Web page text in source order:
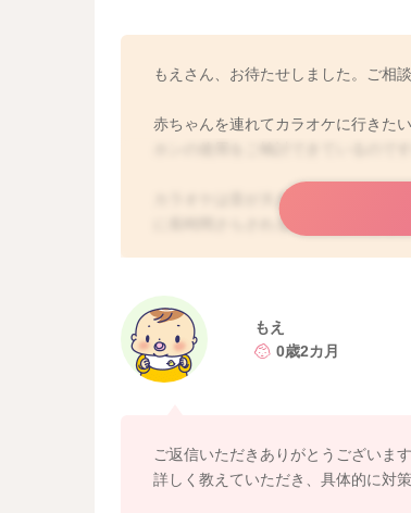
もえさん、お待たせしました。ご相談
赤ちゃんを連れてカラオケに行きた
カラオケは音が大きく、室内では音
に長時間さらされるのは負担になる
ただくことで、赤ちゃんを守ること
はなく、あくまで補助的なものとと
行くとしたら、音量を小さめにして
ただければと思います。
もえ
0歳2カ月
ご返信いただきありがとうございます
詳しく教えていただき、具体的に対